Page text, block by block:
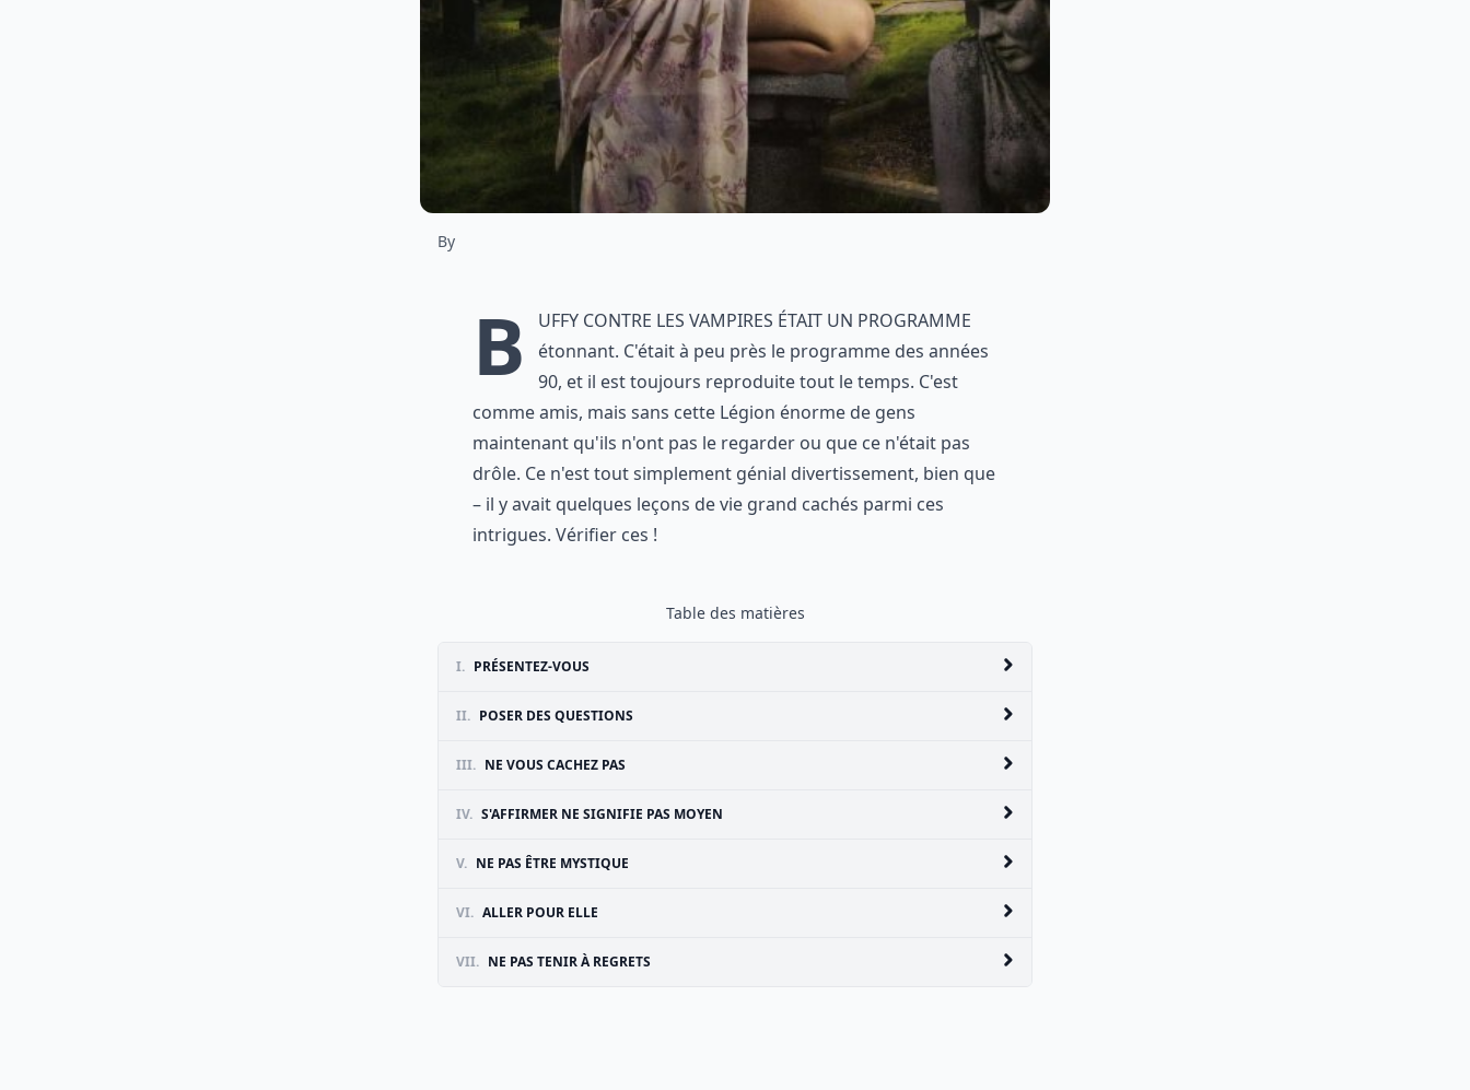
By
B
uffy contre les vampires était un programme
étonnant. C'était à peu près le programme des années
90, et il est toujours reproduite tout le temps. C'est
comme amis, mais sans cette Légion énorme de gens
maintenant qu'ils n'ont pas le regarder ou que ce n'était pas
drôle. Ce n'est tout simplement génial divertissement, bien que
– il y avait quelques leçons de vie grand cachés parmi ces
intrigues. Vérifier ces !
Table des matières
I. PRÉSENTEZ-VOUS
II. POSER DES QUESTIONS
III. NE VOUS CACHEZ PAS
IV. S'AFFIRMER NE SIGNIFIE PAS MOYEN
V. NE PAS ÊTRE MYSTIQUE
VI. ALLER POUR ELLE
VII. NE PAS TENIR À REGRETS